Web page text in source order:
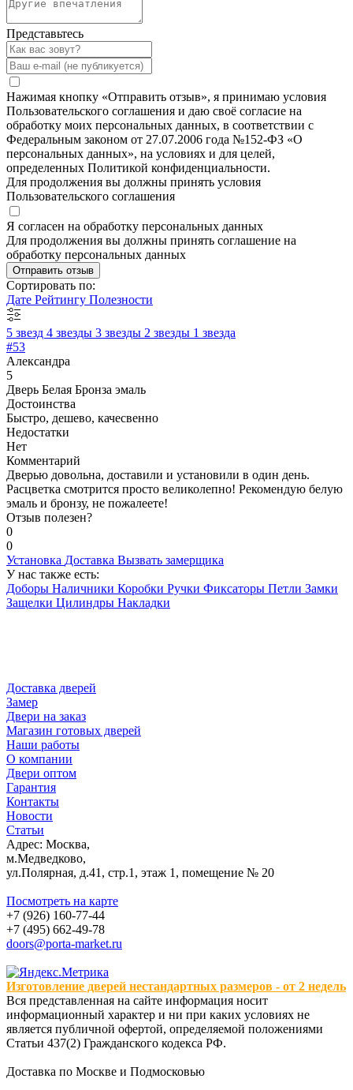
Представьтесь
Нажимая кнопку «Отправить отзыв», я принимаю условия
Пользовательского соглашения и даю своё согласие на
обработку моих персональных данных, в соответствии с
Федеральным законом от 27.07.2006 года №152-ФЗ «О
персональных данных», на условиях и для целей,
определенных Политикой конфиденциальности.
Для продолжения вы должны принять условия
Пользовательского соглашения
Я согласен на обработку персональных данных
Для продолжения вы должны принять соглашение на
обработку персональных данных
Отправить отзыв
Сортировать по:
Дате Рейтингу Полезности
5 звезд 4 звезды 3 звезды 2 звезды 1 звезда
#53
Александра
5
Дверь Белая Бронза эмаль
Достоинства
Быстро, дешево, качесвенно
Недостатки
Нет
Комментарий
Дверью довольна, доставили и установили в один день.
Расцветка смотрится просто великолепно! Рекомендую белую
эмаль и бронзу, не пожалеете!
Отзыв полезен?
0
0
Установка Доставка Вызвать замерщика
У нас также есть:
Доборы Наличники Коробки Ручки Фиксаторы Петли Замки
Защелки Цилиндры Накладки
Доставка дверей
Замер
Двери на заказ
Магазин готовых дверей
Наши работы
О компании
Двери оптом
Гарантия
Контакты
Новости
Статьи
Адрес: Москва,
м.Медведково,
ул.Полярная, д.41, стр.1, этаж 1, помещение № 20
Посмотреть на карте
+7 (926) 160-77-44
+7 (495) 662-49-78
doors@porta-market.ru
Изготовление дверей нестандартных размеров - от 2 недель
Вся представленная на сайте информация носит
информационный характер и ни при каких условиях не
является публичной офертой, определяемой положениями
Статьи 437(2) Гражданского кодекса РФ.
Доставка по Москве и Подмосковью